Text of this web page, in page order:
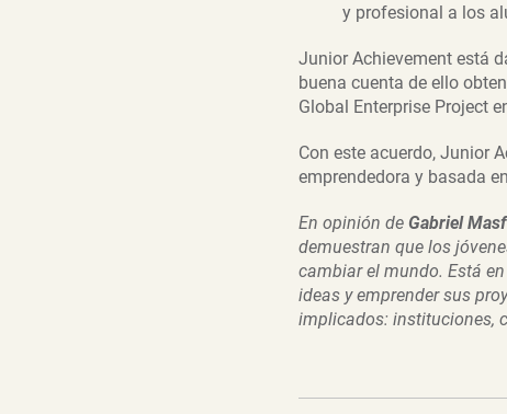
y profesional a los
Junior Achievement está
buena cuenta de ello
Global Enterprise Project
Con este acuerdo, Junior
emprendedora y basada
En opinión de Gabriel
demuestran que los
cambiar el mundo. Está
ideas y emprender sus
implicados: instituciones,